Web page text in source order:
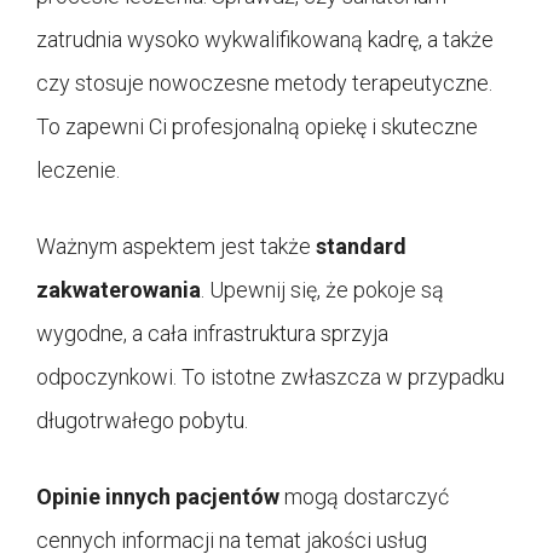
zatrudnia wysoko wykwalifikowaną kadrę, a także
czy stosuje nowoczesne metody terapeutyczne.
To zapewni Ci profesjonalną opiekę i skuteczne
leczenie.
Ważnym aspektem jest także standard
zakwaterowania . Upewnij się, że pokoje są
wygodne, a cała infrastruktura sprzyja
odpoczynkowi. To istotne zwłaszcza w przypadku
długotrwałego pobytu.
Opinie innych pacjentówmogą dostarczyć
cennych informacji na temat jakości usług